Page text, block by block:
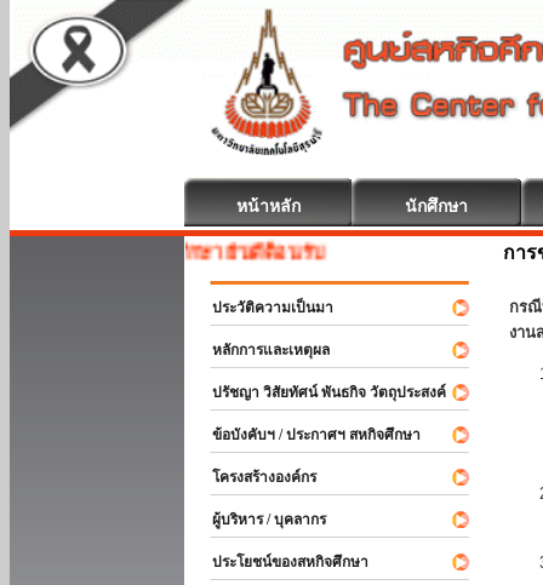
หน้าหลัก นักศึกษา
สหกิจศึกษา ยินดีต้อนรับ
ประวัติความเป็นมา
หลักการและเหตุผล
ปรัชญา วิสัยทัศน์ พันธกิจ วัตถุประสงค์
ข้อบังคับฯ / ประกาศฯ สหกิจศึกษา
โครงสร้างองค์กร
ผู้บริหาร / บุคลากร
ประโยชน์ของสหกิจศึกษา
การ
กรณี
งาน